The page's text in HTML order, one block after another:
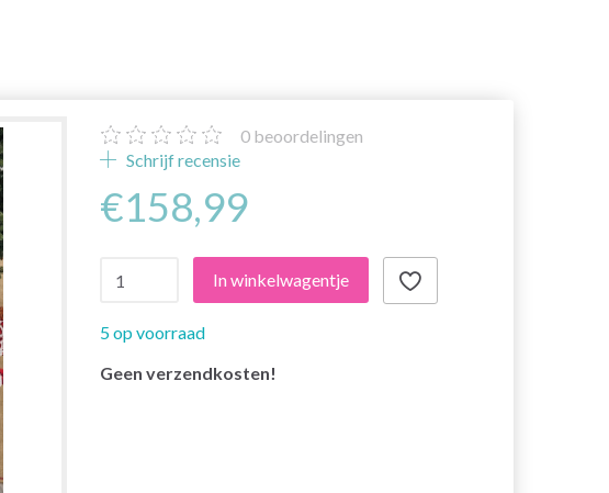
0 beoordelingen
Schrijf recensie
€158,99
In winkelwagentje
5 op voorraad
Geen verzendkosten!